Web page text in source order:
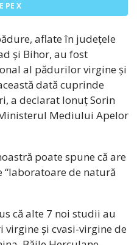
PE X
aflate în județele
și Bihor, au fost
al pădurilor virgine și
dată cuprinde
a declarat Ionuț Sorin
Mediului Apelor
poate spune că are
de natură
că alte 7 noi studii au
și cvasi-virgine de